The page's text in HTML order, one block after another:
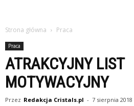
Strona główna Praca
Praca
ATRAKCYJNY LIST
MOTYWACYJNY
Przez Redakcja Cristals.pl - 7 sierpnia 2018